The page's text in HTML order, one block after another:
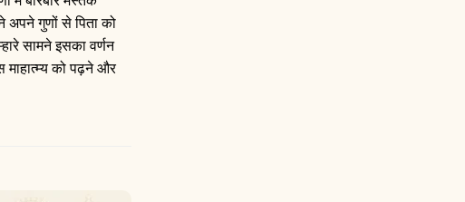
अपने गुणों से पिता को
सामने इसका वर्णन
माहात्म्य को पढ़ने और